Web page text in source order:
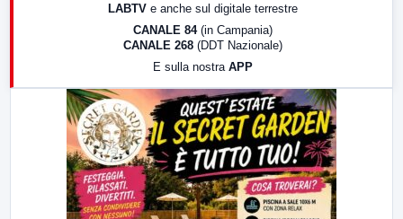
LabNews (replica)
LABTV e anche sul digitale terrestre
CANALE 84 (in Campania)
CANALE 268 (DDT Nazionale)
E sulla nostra APP